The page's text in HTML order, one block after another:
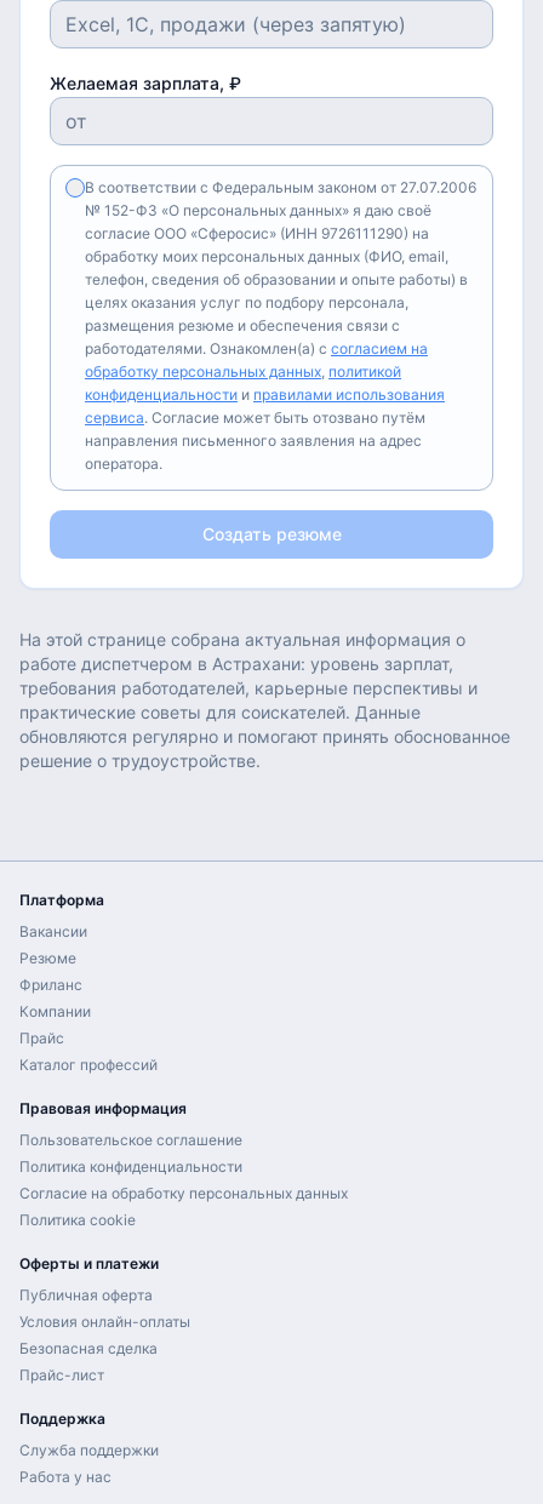
Желаемая зарплата, ₽
В соответствии с Федеральным законом от 27.07.2006
№ 152-ФЗ «О персональных данных» я даю своё
согласие ООО «Сферосис» (ИНН 9726111290) на
обработку моих персональных данных (ФИО, email,
телефон, сведения об образовании и опыте работы) в
целях оказания услуг по подбору персонала,
размещения резюме и обеспечения связи с
работодателями. Ознакомлен(а) с согласием на
обработку персональных данных, политикой
конфиденциальности и правилами использования
сервиса. Согласие может быть отозвано путём
направления письменного заявления на адрес
оператора.
Создать резюме
На этой странице собрана актуальная информация о
работе диспетчером в Астрахани: уровень зарплат,
требования работодателей, карьерные перспективы и
практические советы для соискателей. Данные
обновляются регулярно и помогают принять обоснованное
решение о трудоустройстве.
Платформа
Вакансии
Резюме
Фриланс
Компании
Прайс
Каталог профессий
Правовая информация
Пользовательское соглашение
Политика конфиденциальности
Согласие на обработку персональных данных
Политика cookie
Оферты и платежи
Публичная оферта
Условия онлайн-оплаты
Безопасная сделка
Прайс-лист
Поддержка
Служба поддержки
Работа у нас